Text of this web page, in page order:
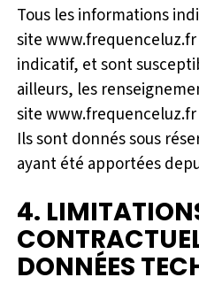
Tous les informations
site
indicatif, et sont
ailleurs, les
site
Ils sont donnés sous
ayant été apportées
4.
DONNÉES